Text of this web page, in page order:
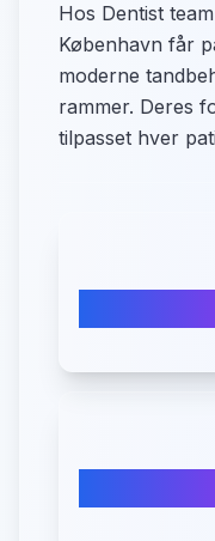
Hos Dentist
København får
moderne
rammer. Deres
tilpasset hver